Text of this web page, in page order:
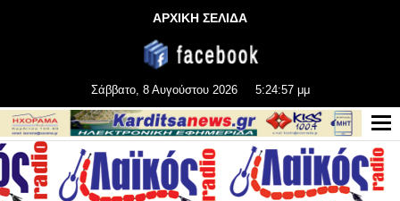
ΑΡΧΙΚΗ ΣΕΛΙΔΑ
Σάββατο, 8 Αυγούστου 2026 5:24:59 μμ